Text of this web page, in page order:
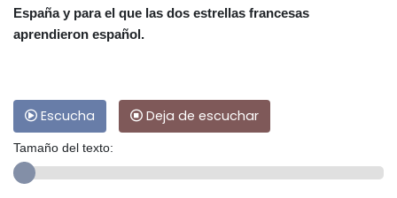
España y para el que las dos estrellas francesas
aprendieron español.
Escucha Deja de escuchar
Tamaño del texto: